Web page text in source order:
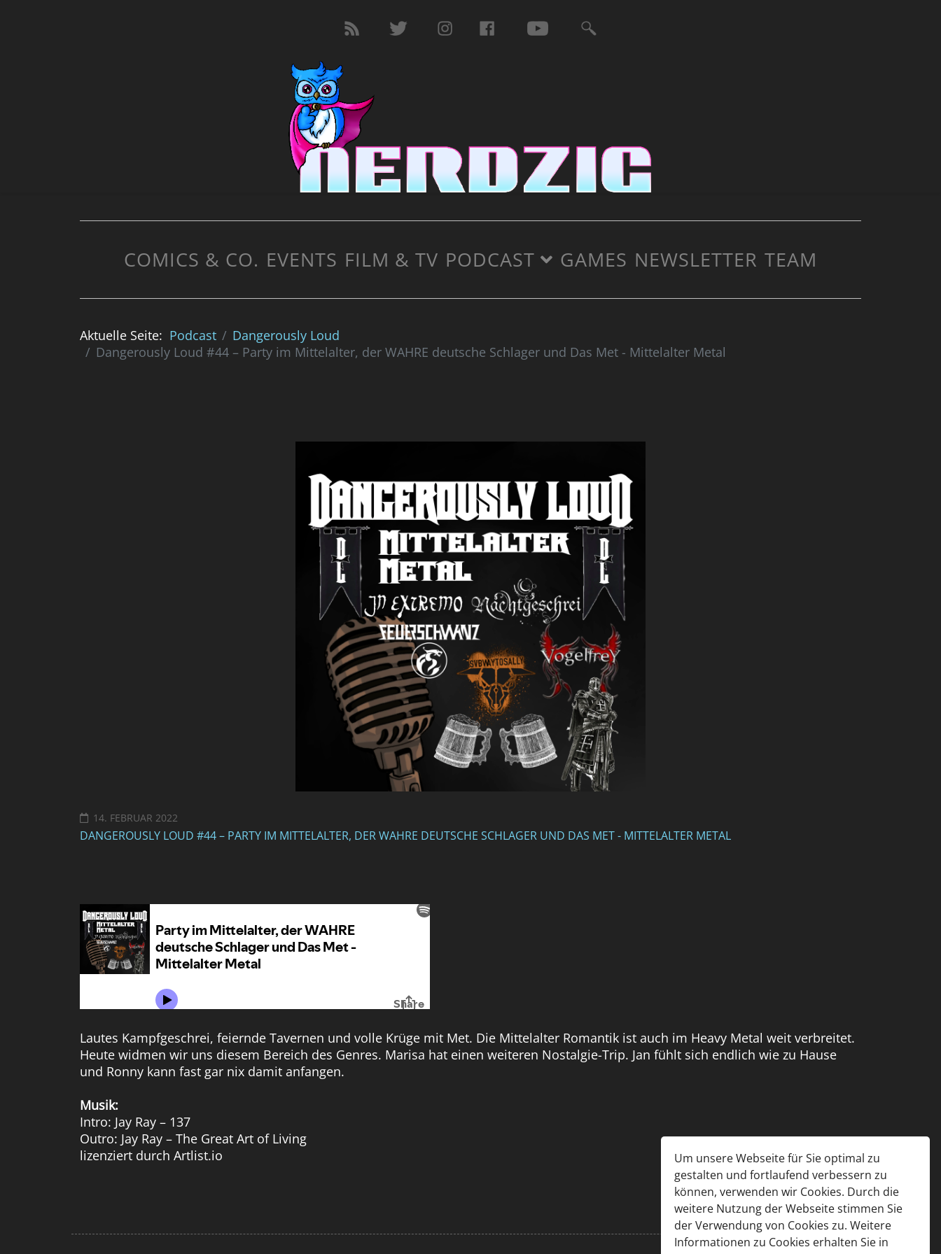
Um unsere Webseite für Sie optimal zu
gestalten und fortlaufend verbessern zu
können, verwenden wir Cookies. Durch die
weitere Nutzung der Webseite stimmen Sie
der Verwendung von Cookies zu. Weitere
Informationen zu Cookies erhalten Sie in
COMICS & CO. EVENTS FILM & TV PODCAST GAMES NEWSLETTER TEAM
Aktuelle Seite: Podcast
Dangerously Loud
Dangerously Loud #44 – Party im Mittelalter, der WAHRE deutsche Schlager und Das Met - Mittelalter Metal
14. FEBRUAR 2022
DANGEROUSLY LOUD #44 – PARTY IM MITTELALTER, DER WAHRE DEUTSCHE SCHLAGER UND DAS MET - MITTELALTER METAL
Lautes Kampfgeschrei, feiernde Tavernen und volle Krüge mit Met. Die Mittelalter Romantik ist auch im Heavy Metal weit verbreitet.
Heute widmen wir uns diesem Bereich des Genres. Marisa hat einen weiteren Nostalgie-Trip. Jan fühlt sich endlich wie zu Hause
und Ronny kann fast gar nix damit anfangen.
Musik:
Intro: Jay Ray – 137
Outro: Jay Ray – The Great Art of Living
lizenziert durch Artlist.io